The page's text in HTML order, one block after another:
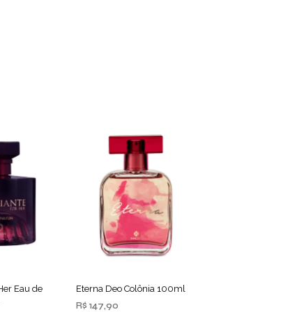
Eau de
Eterna Deo Colônia 100ml
R$ 147,90